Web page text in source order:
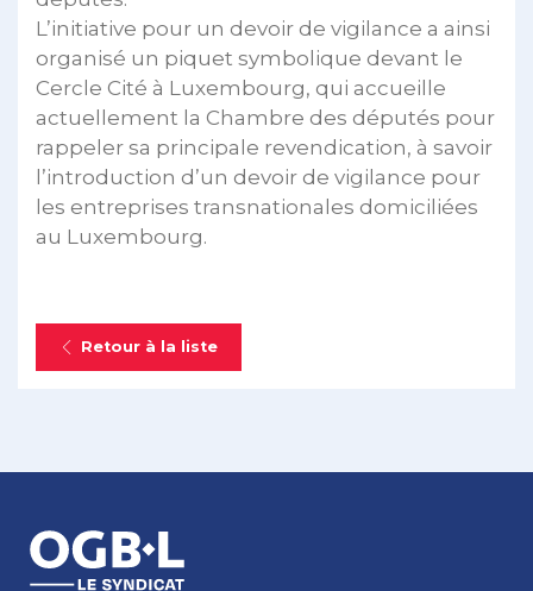
L’initiative pour un devoir de vigilance a ainsi
organisé un piquet symbolique devant le
Cercle Cité à Luxembourg, qui accueille
actuellement la Chambre des députés pour
rappeler sa principale revendication, à savoir
l’introduction d’un devoir de vigilance pour
les entreprises transnationales domiciliées
au Luxembourg.
Retour à la liste